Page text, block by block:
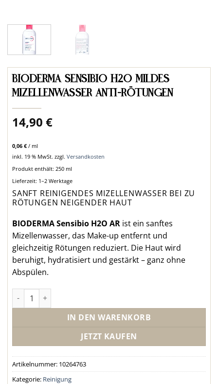
BIODERMA SENSIBIO H2O MILDES
MIZELLENWASSER ANTI-RÖTUNGEN
14,90 €
0,06 € / ml
inkl. 19 % MwSt. zzgl. Versandkosten
Produkt enthält: 250 ml
Lieferzeit: 1–2 Werktage
SANFT REINIGENDES MIZELLENWASSER BEI ZU
RÖTUNGEN NEIGENDER HAUT
BIODERMA Sensibio H2O AR ist ein sanftes
Mizellenwasser, das Make-up entfernt und
gleichzeitig Rötungen reduziert. Die Haut wird
beruhigt, hydratisiert und gestärkt – ganz ohne
Abspülen.
BIODERMA SENSIBIO H2O MILDES MIZELLENWASSER ANTI-
IN DEN WARENKORB
JETZT KAUFEN
Artikelnummer: 10264763
Kategorie: Reinigung